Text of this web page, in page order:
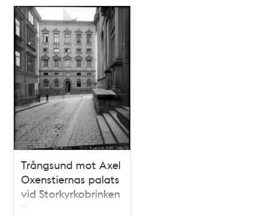
Trångsund mot Axel
Oxenstiernas palats
vid Storkyrkobrinken
2